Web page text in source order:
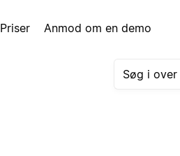
Priser Anmod om en demo